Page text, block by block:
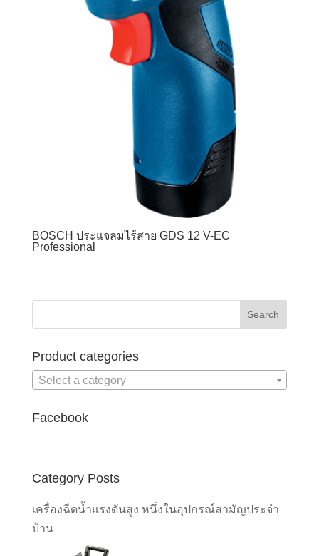
BOSCH ประแจลมไร้สาย GDS 12 V-EC
Professional
Product categories
Select a category
Facebook
Category Posts
เครื่องฉีดน้ำแรงดันสูง หนึ่งในอุปกรณ์สามัญประจำ
บ้าน